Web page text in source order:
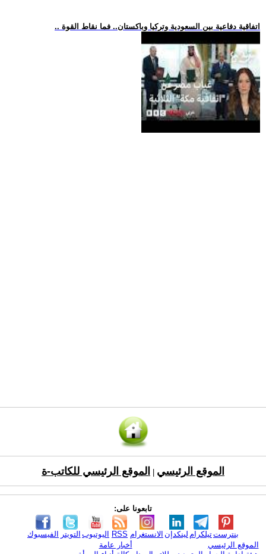
.. اتفاقية دفاعية بين السعودية وتركيا وباكستان.. فما نقاط القوة
الموقع الرئيسي الموقع الرئيسي للكاتب-ة
تابعونا على:
الفيسبوك التويتر اليوتيوب RSS الانستغرام لينكدإن تيلكرامبنترست
الموقع الرئيسي
أخبار عامة